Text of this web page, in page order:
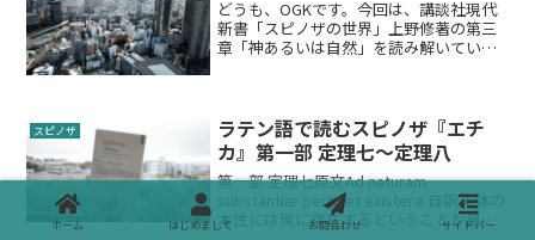
どうも、OGKです。今回は、講談社現代
新書「スピノザの世界」上野修著の第三
章「神あるいは自然」を読み解いていき
いて定義されてから、ス...
スピノザ
ラテン語で読むスピノザ『エチ
カ』第一部 定理七〜定理八
第一部 定理七原文Ad naturam
substantiæ pertinet existere.自訳実体の
本性には現に存在するということが属す
ホーム はじめまして お問合わせ サイドバー